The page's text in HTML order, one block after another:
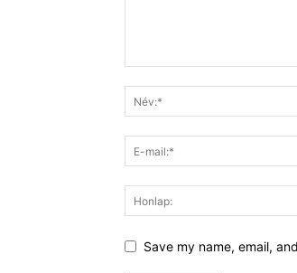
Save my name, email,